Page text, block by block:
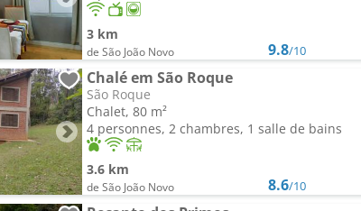
3 km
de São João Novo 9.8/10
Chalé em São Roque
São Roque
Chalet, 80 m²
4 personnes, 2 chambres, 1 salle de bains
3.6 km
de São João Novo 8.6/10